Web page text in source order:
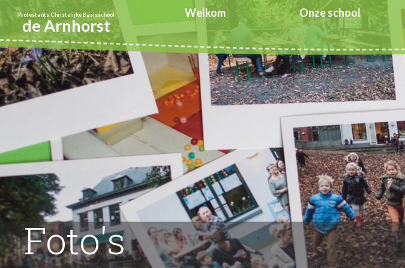
Foto's
Protestants Christelijke Basisschool
de Arnhorst
Welkom Onze school